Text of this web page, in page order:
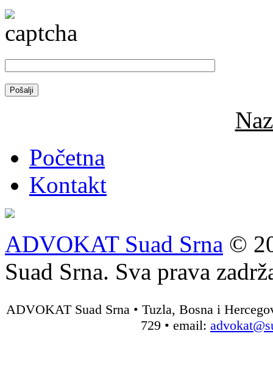
Početna
Kontakt
ADVOKAT Suad Srna ©
Suad Srna. Sva prava
ADVOKAT Suad Srna • Tuzla, Bosna i
729 • email: